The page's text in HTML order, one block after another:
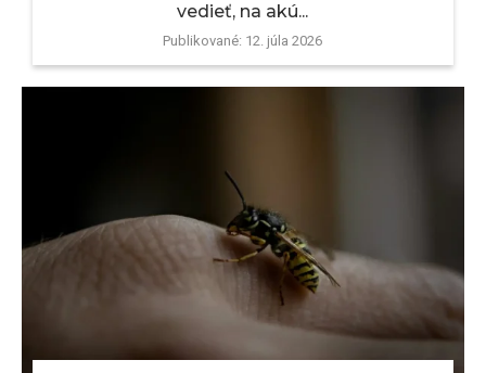
vedieť, na akú...
Publikované: 12. júla 2026